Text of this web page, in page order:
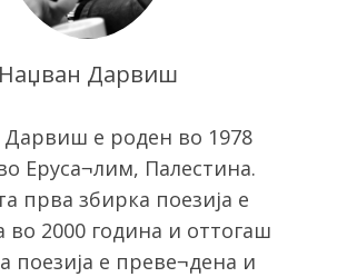
Наџван Дарвиш
е роден во 1978
Еруса¬лим, Палестина.
прва збирка поезија e
во 2000 година и оттогаш
поезија е преве¬дена и